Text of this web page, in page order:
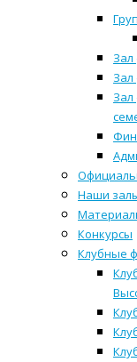
Зал
Зал
Наши
Конкурсы
Клубные